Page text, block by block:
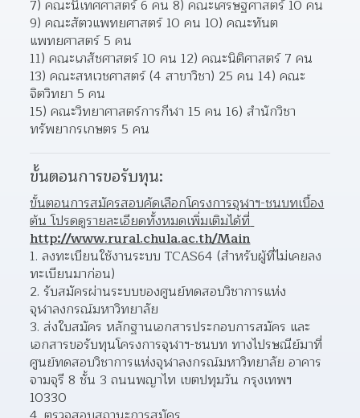
7) คณะนิเทศศาสตร์ 6 คน 8) คณะเศรษฐศาสตร์ 10 คน
9) คณะสัตวแพทยศาสตร์ 10 คน 10) คณะทันต
แพทยศาสตร์ 5 คน
11) คณะเภสัชศาสตร์ 10 คน 12) คณะนิติศาสตร์ 7 คน
13) คณะสหเวชศาสตร์ (4 สาขาวิชา) 25 คน 14) คณะ
จิตวิทยา 5 คน
15) คณะวิทยาศาสตร์การกีฬา 15 คน 16) สำนักวิชา
ทรัพยากรเกษตร 5 คน
ขั้นตอนการขอรับทุน:
ขั้นตอนการสมัครสอบคัดเลือกโครงการจุฬาฯ-ชนบทเบื้อง
ต้น โปรดดูรายละเอียดทั้งหมดเพิ่มเติมได้ที่
http://www.rural.chula.ac.th/Main
1. ลงทะเบียนใช้งานระบบ TCAS64 (สำหรับผู้ที่ไม่เคยลง
ทะเบียนมาก่อน)
2. รับสมัครผ่านระบบของศูนย์ทดสอบวิชาการแห่ง
จุฬาลงกรณ์มหาวิทยาลัย
3. ส่งใบสมัคร หลักฐานเอกสารประกอบการสมัคร และ
เอกสารขอรับทุนโครงการจุฬาฯ-ชนบท ทางไปรษณีย์มาที่
ศูนย์ทดสอบวิชาการแห่งจุฬาลงกรณ์มหาวิทยาลัย อาคาร
จามจุรี 8 ชั้น 3 ถนนพญาไท เขตปทุมวัน กรุงเทพฯ
10330